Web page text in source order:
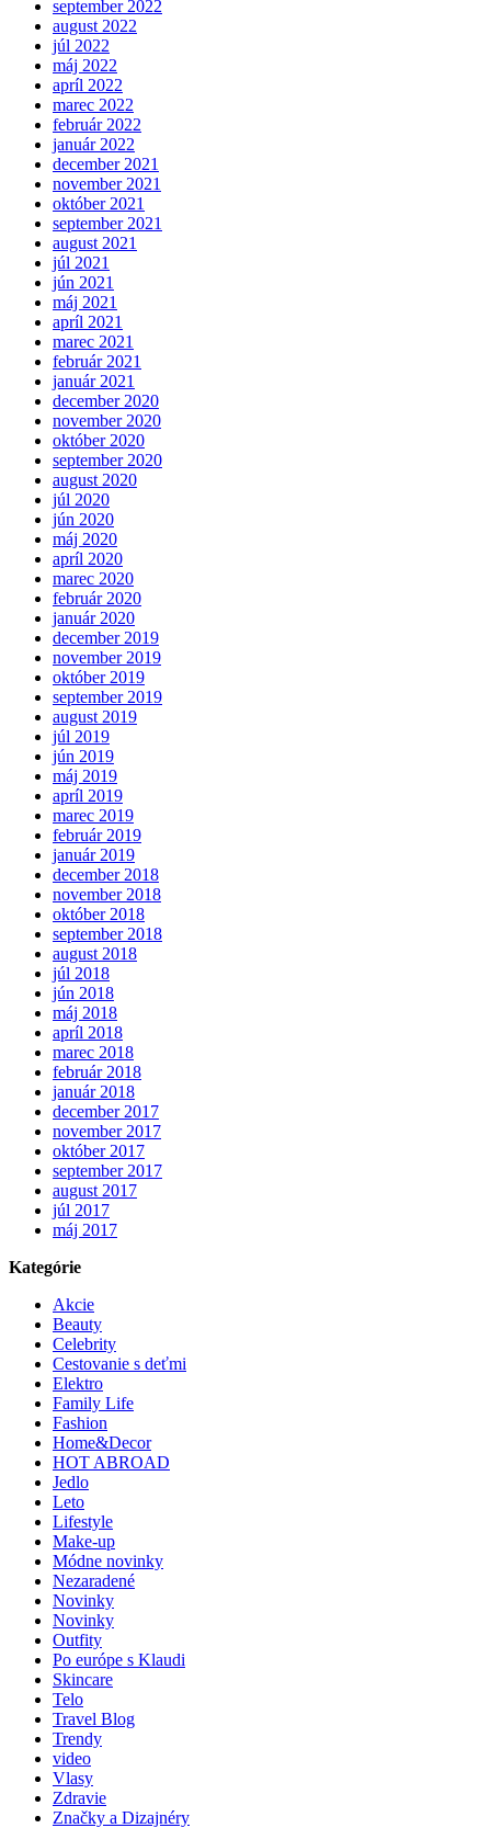
september 2022
august 2022
júl 2022
máj 2022
apríl 2022
marec 2022
február 2022
január 2022
december 2021
november 2021
október 2021
september 2021
august 2021
júl 2021
jún 2021
máj 2021
apríl 2021
marec 2021
február 2021
január 2021
december 2020
november 2020
október 2020
september 2020
august 2020
júl 2020
jún 2020
máj 2020
apríl 2020
marec 2020
február 2020
január 2020
december 2019
november 2019
október 2019
september 2019
august 2019
júl 2019
jún 2019
máj 2019
apríl 2019
marec 2019
február 2019
január 2019
december 2018
november 2018
október 2018
september 2018
august 2018
júl 2018
jún 2018
máj 2018
apríl 2018
marec 2018
február 2018
január 2018
december 2017
november 2017
október 2017
september 2017
august 2017
júl 2017
máj 2017
Kategórie
Akcie
Beauty
Celebrity
Cestovanie s deťmi
Elektro
Family Life
Fashion
Home&Decor
HOT ABROAD
Jedlo
Leto
Lifestyle
Make-up
Módne novinky
Nezaradené
Novinky
Novinky
Outfity
Po európe s Klaudi
Skincare
Telo
Travel Blog
Trendy
video
Vlasy
Zdravie
Značky a Dizajnéry